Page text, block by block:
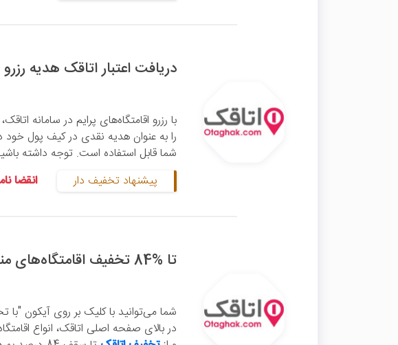
دریافت اعتبار اتاقک هدیه
را به عنوان هدیه نقدی در کیف پول خود
شما قابل استفاده است. توجه داشته
پیشنهاد تخفیف دار
انقضا
تا %84 تخفیف اقامتگاه‌های منتخب اتاقک
شما می‌توانید با کلیک بر روی آیکون
در بالای صفحه اصلی اتاقک، انواع